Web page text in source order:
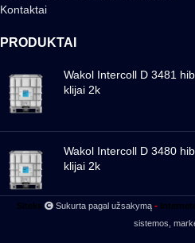
Kontaktai
PRODUKTAI
Wakol Intercoll D 3481
klijai 2k
Wakol Intercoll D 3480
klijai 2k
Siteks Sukurta pagal užsakymą -
sistemos,